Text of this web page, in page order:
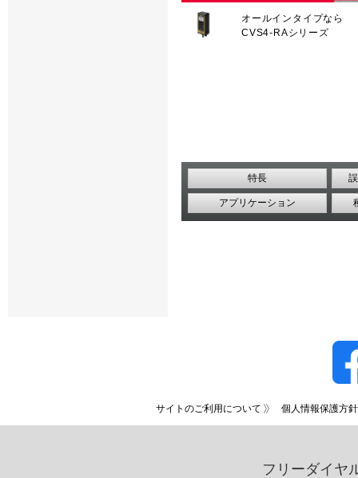
オールインタイプなら
CVS4-RAシリーズ
特長
アプリケーション
サイトのご利用について 個人情報保護方針
フリーダイヤ